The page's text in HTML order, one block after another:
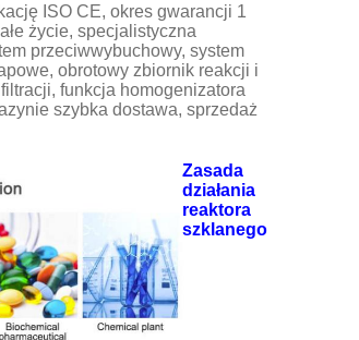
ISO CE, okres gwarancji 1
życie, specjalistyczna
przeciwwybuchowy, system
obrotowy zbiornik reakcji i
funkcja homogenizatora
szybka dostawa, sprzedaż
Zasada
działania
reaktora
szklanego